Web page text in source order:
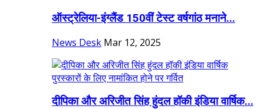
ऑस्ट्रेलिया-इंग्लैंड 150वीं टेस्ट वर्षगांठ मनाने...
News Desk Mar 12, 2025
दीपिका और अरिजीत सिंह हुंदल हॉकी इंडिया वार्षिक...